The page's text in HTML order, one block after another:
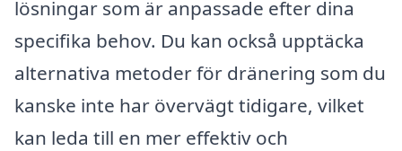
lösningar som är anpassade efter dina
specifika behov. Du kan också upptäcka
alternativa metoder för dränering som du
kanske inte har övervägt tidigare, vilket
kan leda till en mer effektiv och